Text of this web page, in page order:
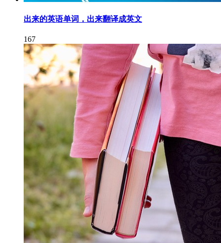
出来的英语单词，出来翻译成英文
167